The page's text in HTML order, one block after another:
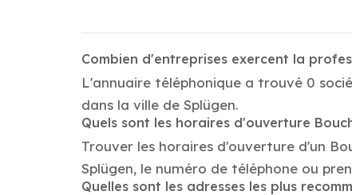
Combien d'entreprises exercent la
L'annuaire téléphonique a trouvé 0
dans la ville de Splügen.
Quels sont les horaires d'ouverture
Trouver les horaires d'ouverture d'un
Splügen, le numéro de téléphone ou
Quelles sont les adresses les plus